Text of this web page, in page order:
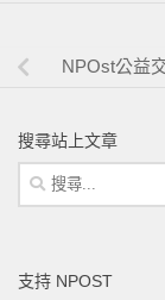
NPOst公益
搜尋站上文章
搜
尋
字:
支持 NPOST